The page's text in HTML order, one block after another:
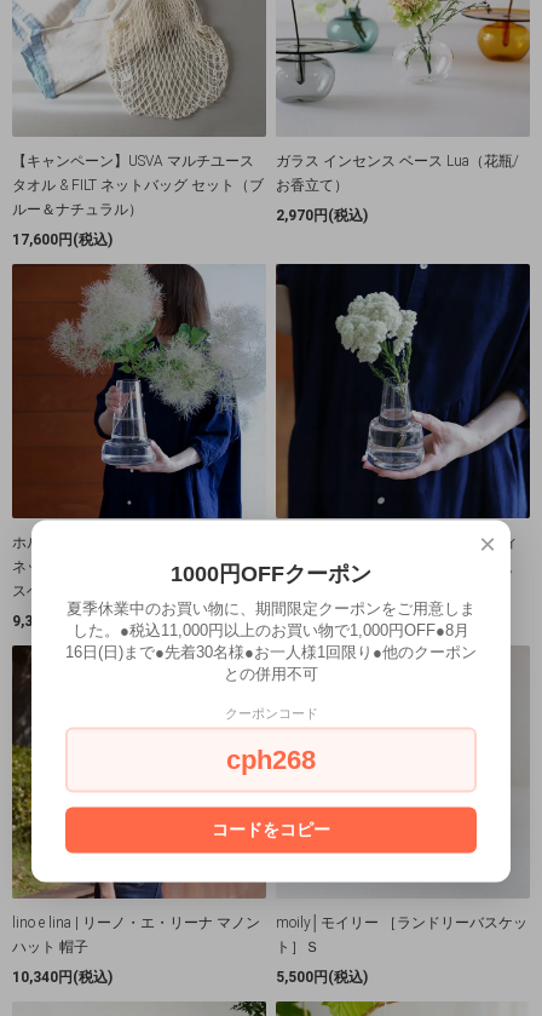
【キャンペーン】USVA マルチユース
タオル & FILT ネットバッグ セット（ブ
ルー＆ナチュラル）
17,600円(税込)
ガラス インセンス ベース Lua（花瓶/
お香立て）
2,970円(税込)
ホルムガード｜Flora フローラ ロング
ネック H24cm（クリア―）花瓶 ガラ
スベース
9,350円(税込)
ホルムガード｜Flora フローラ ミディ
アムネック H12cm（クリア―）花瓶
ガラスベース
3,850円(税込)
lino e lina | リーノ・エ・リーナ マノン
ハット 帽子
10,340円(税込)
moily│モイリー ［ランドリーバスケッ
ト］Ｓ
5,500円(税込)
×
1000円OFFクーポン
夏季休業中のお買い物に、期間限定クーポンをご用意しま
した。●税込11,000円以上のお買い物で1,000円OFF●8月
16日(日)まで●先着30名様●お一人様1回限り●他のクーポン
との併用不可
クーポンコード
cph268
コードをコピー